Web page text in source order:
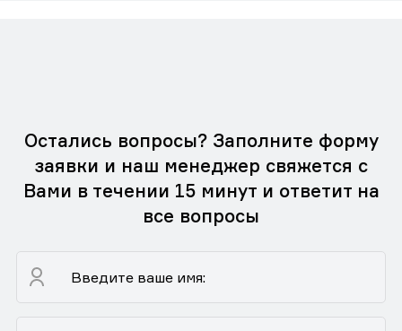
Остались вопросы? Заполните форму
заявки и наш менеджер свяжется с
Вами в течении 15 минут и ответит на
все вопросы